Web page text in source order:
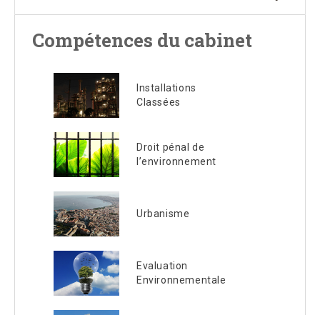
Compétences du cabinet
Installations
Classées
Droit pénal de
l’environnement
Urbanisme
Evaluation
Environnementale